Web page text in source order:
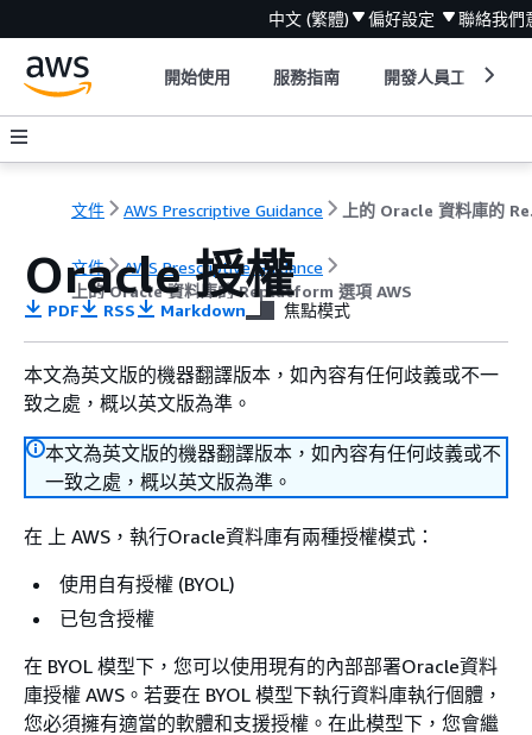
中文 (繁體) 偏好設定 聯絡我們
開始使用 服務指南 開發人員工具
文件 AWS Prescriptive Guidance 上
文件
AWS Prescriptive Guidance
上的 Oracle 資料庫的 Replatform 選項 AWS
Oracle 授權
PDF RSS Markdown 焦點模式
本文為英文版的機器翻譯版本，如內容有任何歧義或不一
致之處，概以英文版為準。
本文為英文版的機器翻譯版本，如內容有任何歧義或不
一致之處，概以英文版為準。
在 上 AWS，執行Oracle資料庫有兩種授權模式：
使用自有授權 (BYOL)
已包含授權
在 BYOL 模型下，您可以使用現有的內部部署Oracle資料
庫授權 AWS。若要在 BYOL 模型下執行資料庫執行個體，
您必須擁有適當的軟體和支援授權。在此模型下，您會繼